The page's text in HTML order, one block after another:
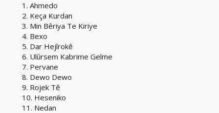
1. Ahmedo
2. Keça Kurdan
3. Min Bêriya Te Kiriye
4. Bexo
5. Dar Hejîrokê
6. Ulûrsem Kabrime Gelme
7. Pervane
8. Dewo Dewo
9. Rojek Tê
10. Heseniko
11. Nedan